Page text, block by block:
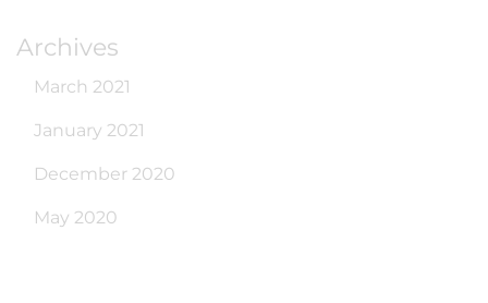
Archives
March 2021
January 2021
December 2020
May 2020